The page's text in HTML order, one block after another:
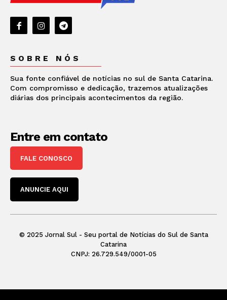
SOBRE NÓS
Sua fonte confiável de notícias no sul de Santa Catarina.
Com compromisso e dedicação, trazemos atualizações
diárias dos principais acontecimentos da região.
Entre em contato
FALE CONOSCO
ANUNCIE AQUI
© 2025 Jornal Sul - Seu portal de Notícias do Sul de Santa
Catarina
CNPJ: 26.729.549/0001-05